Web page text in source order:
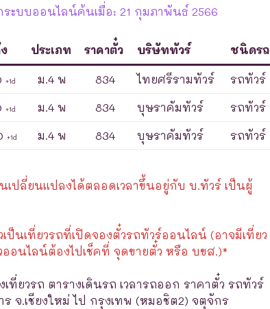
ระบบออนไลน์ค้นเมื่อ: 21 กุมภาพันธ์ 2566
ประเภท ราคาตั๋ว บริษัททัวร์ ชนิดรถ
+1d ม.4 พ 834 ไทยศรีรามทัวร์
รถทัวร์
+1d ม.4 พ 834 บุษราคัมทัวร์
รถทัวร์
+1d ม.4 พ 834 บุษราคัมทัวร์ รถทัวร์
เปลี่ยนแปลงได้ตลอดเวลาขึ้นอยู่กับ บ.ทัวร์ เป็นผู้
เป็นเที่ยวรถที่เปิดจองตั๋วรถทัวร์ออนไลน์ (อาจมีเที่ยว
ออนไลน์ต้องไปเช็คที่ จุดขายตั๋ว หรือ บขส.)*
ที่ยวรถ ตารางเดินรถ เวลารถออก ราคาตั๋ว รถทัวร์
จ.เชียงใหม่ ไป กรุงเทพ (หมอชิต2) จตุจักร